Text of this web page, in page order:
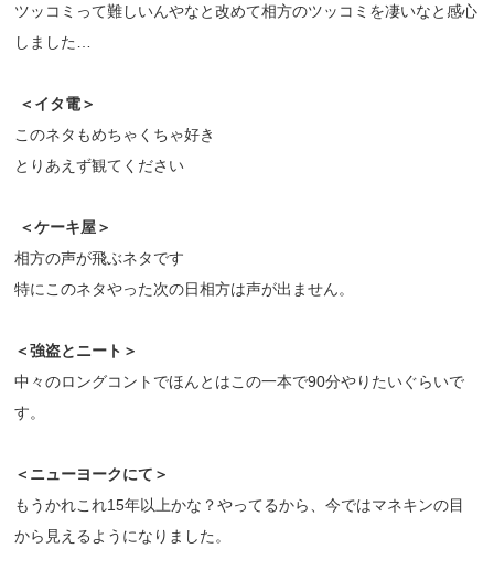
ツッコミって難しいんやなと改めて相方のツッコミを凄いなと感心
しました…
＜イタ電＞
このネタもめちゃくちゃ好き
とりあえず観てください
＜ケーキ屋＞
相方の声が飛ぶネタです
特にこのネタやった次の日相方は声が出ません。
＜強盗とニート＞
中々のロングコントでほんとはこの一本で90分やりたいぐらいで
す。
＜ニューヨークにて＞
もうかれこれ15年以上かな？やってるから、今ではマネキンの目
から見えるようになりました。